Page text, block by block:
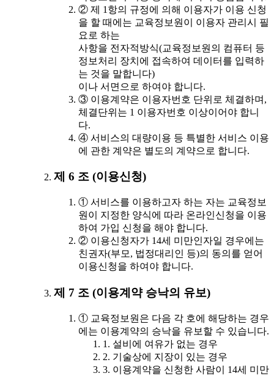
② 제 1항의 규정에 의해 이용자가 이용 신청
을 할 때에는 교육정보원이 이용자 관리시 필
요로 하는
사항을 전자적방식(교육정보원의 컴퓨터 등
정보처리 장치에 접속하여 데이터를 입력하
는 것을 말합니다)
이나 서면으로 하여야 합니다.
③ 이용계약은 이용자번호 단위로 체결하며,
체결단위는 1 이용자번호 이상이어야 합니
다.
④ 서비스의 대량이용 등 특별한 서비스 이용
에 관한 계약은 별도의 계약으로 합니다.
제 6 조 (이용신청)
① 서비스를 이용하고자 하는 자는 교육정보
원이 지정한 양식에 따라 온라인신청을 이용
하여 가입 신청을 해야 합니다.
② 이용신청자가 14세 미만인자일 경우에는
친권자(부모, 법정대리인 등)의 동의를 얻어
이용신청을 하여야 합니다.
제 7 조 (이용계약 승낙의 유보)
① 교육정보원은 다음 각 호에 해당하는 경우
에는 이용계약의 승낙을 유보할 수 있습니다.
1. 설비에 여유가 없는 경우
2. 기술상에 지장이 있는 경우
3. 이용계약을 신청한 사람이 14세 미만